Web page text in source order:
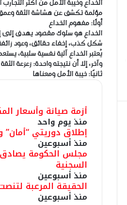
الخداع وخيبة الأمل من أكثر
مؤلمة تكشف عن هشاشة الثقة
أولًا: مفهوم الخداع
الخداع هو سلوك مقصود يهدف إلى
شكل كذب، إخفاء حقائق، وعود
يُعتبر الخداع آلية نفسية سلبية،
وآخر، إلا أن نتيجته واحدة: زعزعة
ثانيًا: خيبة الأمل ومعناها
أزمة صيانة وأسعار
منذ يوم واحد
إطلاق دوريتي “أمان”
منذ أسبوعين
مجلس الحكومة
السجنية
منذ أسبوعين
الحقيقة المرعبة
منذ أسبوعين